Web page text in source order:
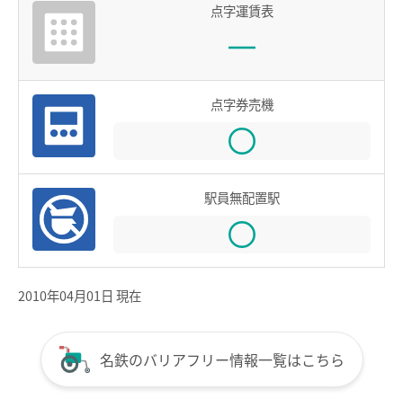
きっぷを購入する
特殊な改札口のご利用方法
バスで使う
バスでの使い方
バスの運賃計算
鉄道・バス共通情報
おトクな乗継割引
manacaマイレージポイント
全国相互利用サービス
点字運賃表
点字券売機
駅員無配置駅
2010年04月01日 現在
名鉄のバリアフリー情報一覧はこちら